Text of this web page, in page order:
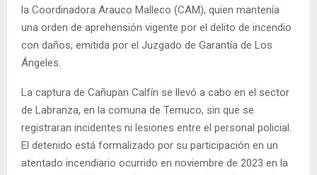
la Coordinadora Arauco Malleco (CAM), quien mantenía
una orden de aprehensión vigente por el delito de incendio
con daños, emitida por el Juzgado de Garantía de Los
Ángeles.
La captura de Cañupan Calfín se llevó a cabo en el sector
de Labranza, en la comuna de Temuco, sin que se
registraran incidentes ni lesiones entre el personal policial.
El detenido está formalizado por su participación en un
atentado incendiario ocurrido en noviembre de 2023 en la